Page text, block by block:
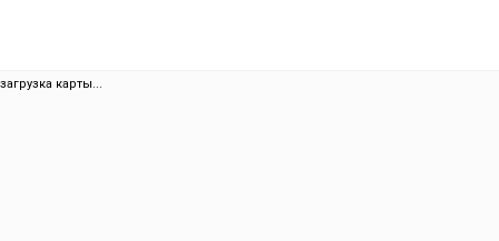
загрузка карты...